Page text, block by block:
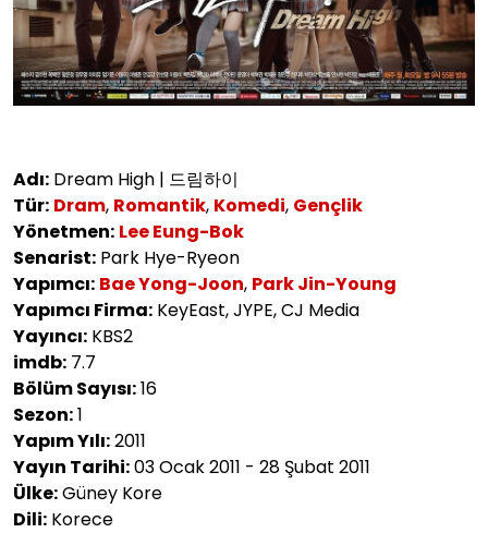
Adı: Dream High | 드림하이
Tür: Dram, Romantik, Komedi, Gençlik
Yönetmen: Lee Eung-Bok
Senarist: Park Hye-Ryeon
Yapımcı: Bae Yong-Joon, Park Jin-Young
Yapımcı Firma: KeyEast, JYPE, CJ Media
Yayıncı: KBS2
imdb: 7.7
Bölüm Sayısı:16
Sezon:1
Yapım Yılı:2011
Yayın Tarihi:03 Ocak 2011 - 28 Şubat 2011
Ülke:Güney Kore
Dili: Korece